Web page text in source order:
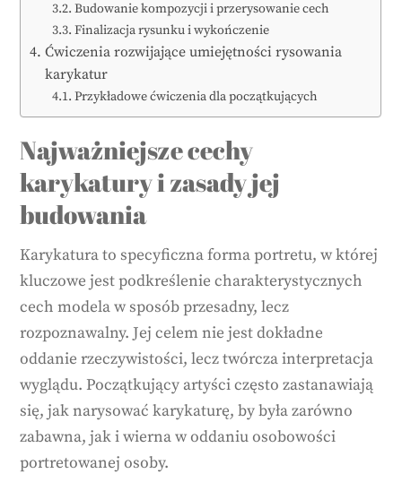
Budowanie kompozycji i przerysowanie cech
Finalizacja rysunku i wykończenie
Ćwiczenia rozwijające umiejętności rysowania
karykatur
Przykładowe ćwiczenia dla początkujących
Najważniejsze cechy
karykatury i zasady jej
budowania
Karykatura to specyficzna forma portretu, w której
kluczowe jest podkreślenie charakterystycznych
cech modela w sposób przesadny, lecz
rozpoznawalny. Jej celem nie jest dokładne
oddanie rzeczywistości, lecz twórcza interpretacja
wyglądu. Początkujący artyści często zastanawiają
się, jak narysować karykaturę, by była zarówno
zabawna, jak i wierna w oddaniu osobowości
portretowanej osoby.